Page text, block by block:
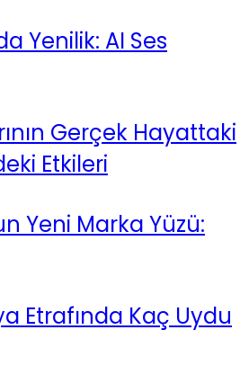
Yenilik: AI Ses
Gerçek Hayattaki
Etkileri
Yeni Marka Yüzü:
Etrafında Kaç Uydu